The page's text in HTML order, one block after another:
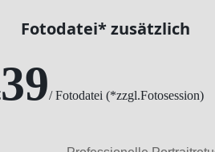
Fotodatei* zusätzlich
39/ Fotodatei (*zzgl.Fotosession)